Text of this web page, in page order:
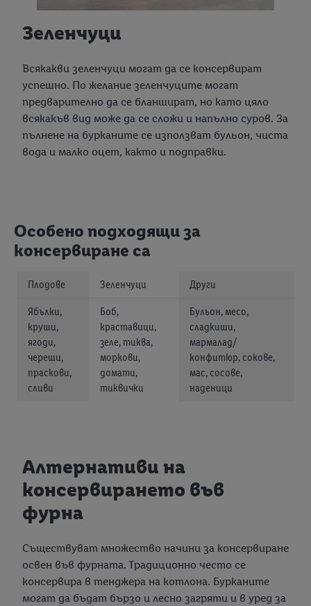
Зеленчуци
Всякакви зеленчуци могат да се консервират
успешно. По желание зеленчуците могат
предварително да се бланшират, но като цяло
всякакъв вид може да се сложи и напълно суров. За
пълнене на бурканите се използват бульон, чиста
вода и малко оцет, както и подправки.
Особено подходящи за
консервиране са
Плодове Зеленчуци Други
Ябълки,
круши,
ягоди,
череши,
праскови,
сливи
Боб,
краставици,
зеле, тиква,
моркови,
домати,
тиквички
Бульон, месо,
сладкиши,
мармалад/
конфитюр, сокове,
мас, сосове,
наденици
Алтернативи на
консервирането във
фурна
Съществуват множество начини за консервиране
освен във фурната. Традиционно често се
консервира в тенджера на котлона. Бурканите
могат да бъдат бързо и лесно загряти и в уред за